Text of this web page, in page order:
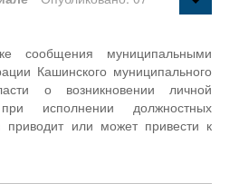
сообщения муниципальными
Кашинского муниципального
о возникновении личной
при исполнении должностных
приводит или может привести к